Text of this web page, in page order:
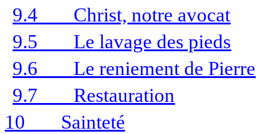
9.4
Christ, notre avocat
9.5
Le lavage des pieds
9.6
Le reniement de Pierre
9.7
Restauration
10
Sainteté